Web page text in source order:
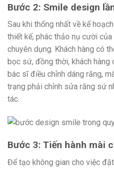
Bước 2: Smile design
Sau khi thống nhất về kế
thiết kế, phác thảo nụ cười
chuyên dụng. Khách hàng có
bọc sứ, đồng thời, khách hàng
bác sĩ điều chỉnh dáng răng,
trạng phải chỉnh sửa răng sứ
tác.
Bước 3: Tiến hành mài
Để tạo không gian cho việc